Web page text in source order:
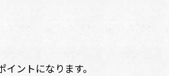
ントになります。